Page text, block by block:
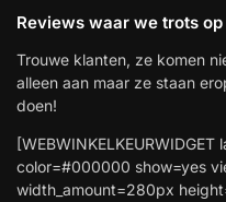
Reviews waar we trots
Trouwe klanten, ze komen
alleen aan maar ze staan
doen!
color=#000000 show=yes
width_amount=280px